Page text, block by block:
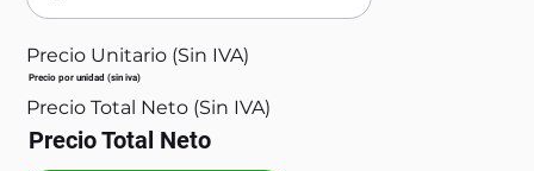
Precio Unitario (Sin IVA)
Precio por unidad (sin iva)
Precio Total Neto (Sin IVA)
Precio Total Neto